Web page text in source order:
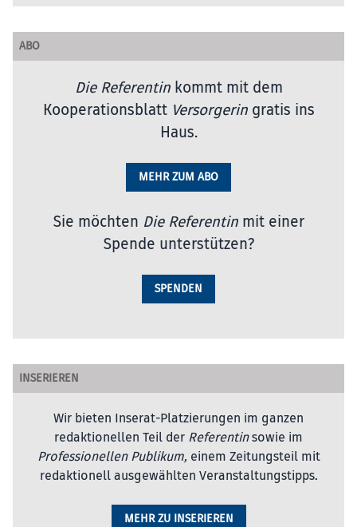
ABO
Die Referentinkommt mit dem
Kooperationsblatt Versorgeringratis ins
Haus.
MEHR ZUM ABO
Sie möchten Die Referentinmit einer
Spende unterstützen?
SPENDEN
INSERIEREN
Wir bieten Inserat-Platzierungen im ganzen
redaktionellen Teil der Referentinsowie im
Professionellen Publikum, einem Zeitungsteil mit
redaktionell ausgewählten Veranstaltungstipps.
MEHR ZU INSERIEREN